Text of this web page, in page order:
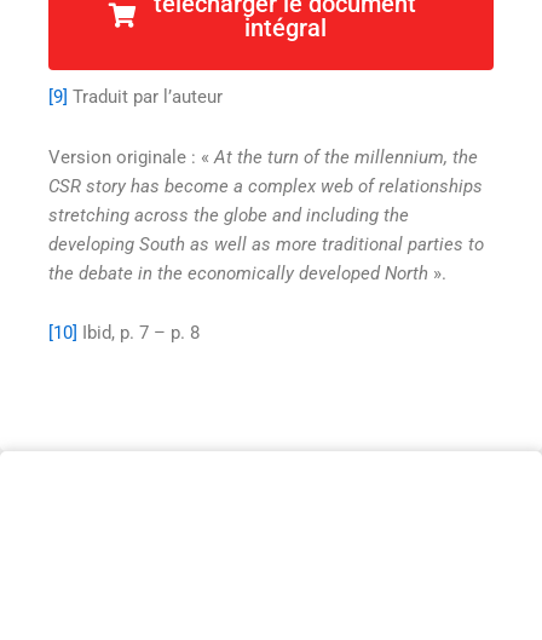
Center of Ethical Business Culture,Corporate Social
Responsibility : The shape of a history,1945-2004,
[9] Traduit par l’auteur
Version originale : «At the turn of the millennium, the
CSR story has become a complex web of relationships
stretching across the globe and including the
developing South as well as more traditional parties to
the debate in the economically developed North ».
[10] Ibid, p. 7 – p. 8
intégral